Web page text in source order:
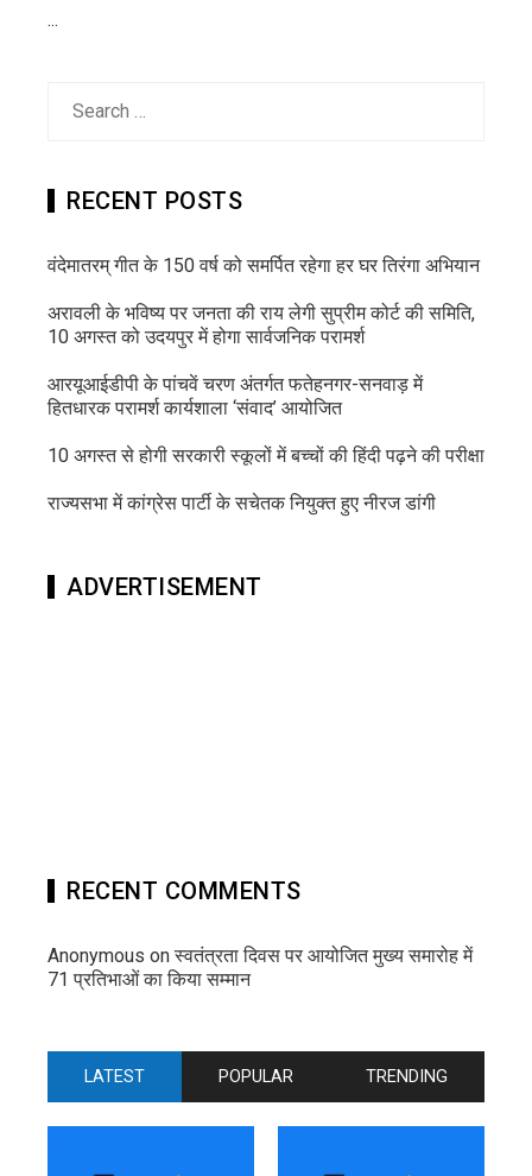
...
RECENT POSTS
वंदेमातरम् गीत के 150 वर्ष को समर्पित रहेगा हर घर तिरंगा अभियान
अरावली के भविष्य पर जनता की राय लेगी सुप्रीम कोर्ट की समिति,
10 अगस्त को उदयपुर में होगा सार्वजनिक परामर्श
आरयूआईडीपी के पांचवें चरण अंतर्गत फतेहनगर-सनवाड़ में
हितधारक परामर्श कार्यशाला ‘संवाद’ आयोजित
10 अगस्त से होगी सरकारी स्कूलों में बच्चों की हिंदी पढ़ने की परीक्षा
राज्यसभा में कांग्रेस पार्टी के सचेतक नियुक्त हुए नीरज डांगी
ADVERTISEMENT
RECENT COMMENTS
Anonymous onस्वतंत्रता दिवस पर आयोजित मुख्य समारोह में
71 प्रतिभाओं का किया सम्मान
LATEST POPULAR TRENDING